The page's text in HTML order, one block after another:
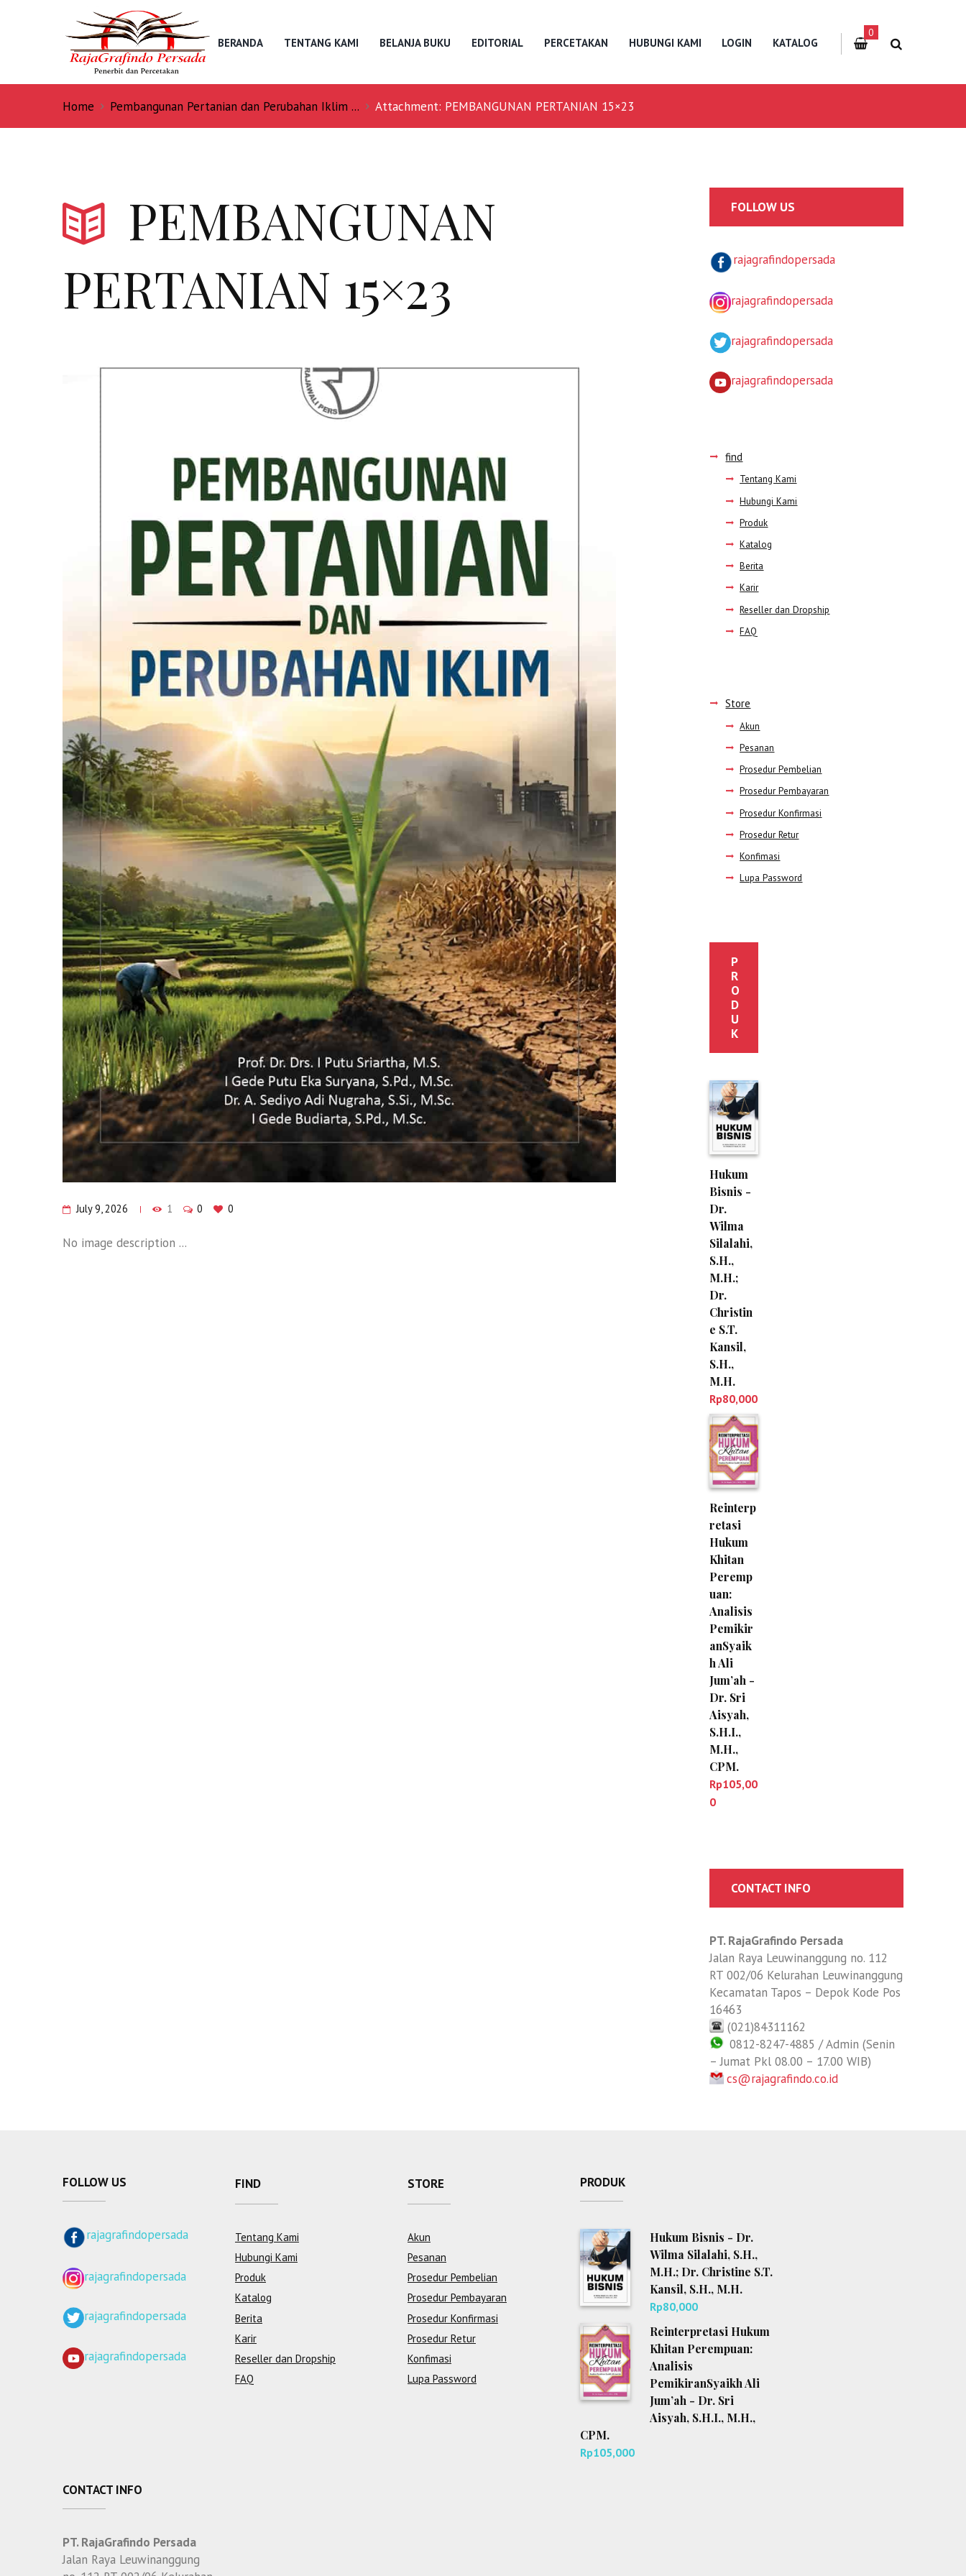
BERANDA TENTANG KAMI BELANJA BUKU EDITORIAL PERCETAKAN HUBUNGI KAMI LOGIN KATALOG
0
Home Pembangunan Pertanian dan Perubahan Iklim ... Attachment: PEMBANGUNAN PERTANIAN 15×23
PEMBANGUNAN
PERTANIAN 15×23
July 9, 2026 1 0 0
No image description ...
FOLLOW US
rajagrafindopersada
rajagrafindopersada
rajagrafindopersada
rajagrafindopersada
find
Tentang Kami
Hubungi Kami
Produk
Katalog
Berita
Karir
Reseller dan Dropship
FAQ
Store
Akun
Pesanan
Prosedur Pembelian
Prosedur Pembayaran
Prosedur Konfirmasi
Prosedur Retur
Konfimasi
Lupa Password
P
R
O
D
U
K
Hukum
Bisnis -
Dr.
Wilma
Silalahi,
S.H.,
M.H.;
Dr.
Christin
e S.T.
Kansil,
S.H.,
M.H.
Rp80,000
Reinterp
retasi
Hukum
Khitan
Peremp
uan:
Analisis
Pemikir
anSyaik
h Ali
Jum’ah -
Dr. Sri
Aisyah,
S.H.I.,
M.H.,
CPM.
Rp105,00
0
CONTACT INFO
PT. RajaGrafindo Persada
Jalan Raya Leuwinanggung no. 112
RT 002/06 Kelurahan Leuwinanggung
Kecamatan Tapos – Depok Kode Pos
16463
(021)84311162
0812-8247-4885 / Admin (Senin
– Jumat Pkl 08.00 – 17.00 WIB)
cs@rajagrafindo.co.id
FOLLOW US
rajagrafindopersada
rajagrafindopersada
rajagrafindopersada
rajagrafindopersada
FIND
Tentang Kami
Hubungi Kami
Produk
Katalog
Berita
Karir
Reseller dan Dropship
FAQ
STORE
Akun
Pesanan
Prosedur Pembelian
Prosedur Pembayaran
Prosedur Konfirmasi
Prosedur Retur
Konfimasi
Lupa Password
PRODUK
Hukum Bisnis - Dr.
Wilma Silalahi, S.H.,
M.H.; Dr. Christine S.T.
Kansil, S.H., M.H.
Rp80,000
Reinterpretasi Hukum
Khitan Perempuan:
Analisis
PemikiranSyaikh Ali
Jum’ah - Dr. Sri
Aisyah, S.H.I., M.H.,
CPM.
Rp105,000
CONTACT INFO
PT. RajaGrafindo Persada
Jalan Raya Leuwinanggung